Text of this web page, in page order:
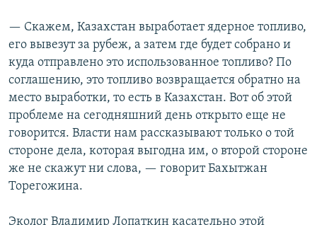
— Скажем, Казахстан выработает ядерное топливо,
его вывезут за рубеж, а затем где будет собрано и
куда отправлено это использованное топливо? По
соглашению, это топливо возвращается обратно на
место выработки, то есть в Казахстан. Вот об этой
проблеме на сегодняшний день открыто еще не
говорится. Власти нам рассказывают только о той
стороне дела, которая выгодна им, о второй стороне
же не скажут ни слова, — говорит Бахытжан
Торегожина.
Эколог Владимир Лопаткин касательно этой